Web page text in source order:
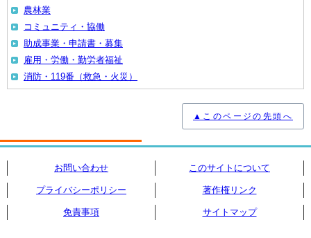
農林業
コミュニティ・協働
助成事業・申請書・募集
雇用・労働・勤労者福祉
消防・119番（救急・火災）
▲このページの先頭へ
お問い合わせ このサイトについて
プライバシーポリシー 著作権リンク
免責事項 サイトマップ